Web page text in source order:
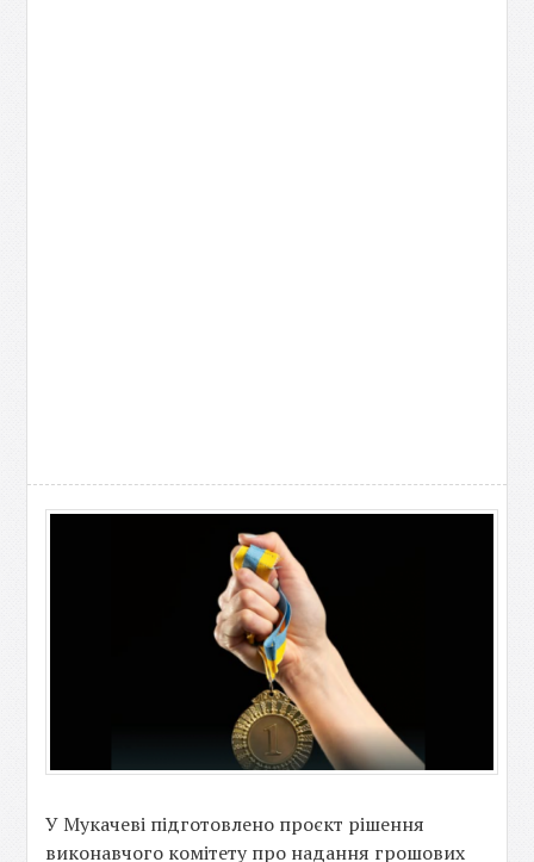
У Мукачеві підготовлено проєкт рішення
виконавчого комітету про надання грошових